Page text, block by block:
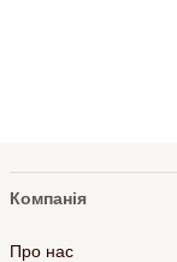
Компанія
Про нас